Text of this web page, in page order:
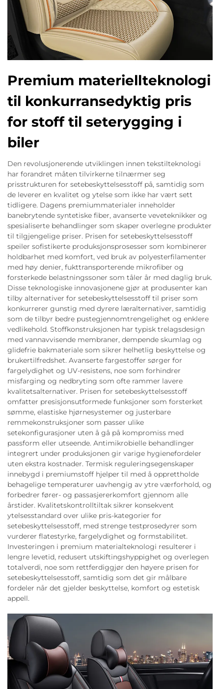
Premium materiellteknologi
til konkurransedyktig pris
for stoff til seterygging i
biler
Den revolusjonerende utviklingen innen tekstilteknologi
har forandret måten tilvirkerne tilnærmer seg
prisstrukturen for setebeskyttelsesstoff på, samtidig som
de leverer en kvalitet og ytelse som ikke har vært sett
tidligere. Dagens premiummaterialer inneholder
banebrytende syntetiske fiber, avanserte veveteknikker og
spesialiserte behandlinger som skaper overlegne produkter
til tilgjengelige priser. Prisen for setebeskyttelsesstoff
speiler sofistikerte produksjonsprosesser som kombinerer
holdbarhet med komfort, ved bruk av polyesterfilamenter
med høy denier, fukttransporterende mikrofiber og
forsterkede belastningssoner som tåler år med daglig bruk.
Disse teknologiske innovasjonene gjør at produsenter kan
tilby alternativer for setebeskyttelsesstoff til priser som
konkurrerer gunstig med dyrere læralternativer, samtidig
som de tilbyr bedre pustegjennomtrengelighet og enklere
vedlikehold. Stoffkonstruksjonen har typisk trelagsdesign
med vannavvisende membraner, dempende skumlag og
glidefrie bakmateriale som sikrer helhetlig beskyttelse og
brukertilfredshet. Avanserte fargestoffer sørger for
fargelydighet og UV-resistens, noe som forhindrer
misfarging og nedbryting som ofte rammer lavere
kvalitetsalternativer. Prisen for setebeskyttelsesstoff
omfatter presisjonsutformede funksjoner som forsterket
sømme, elastiske hjørnesystemer og justerbare
remmekonstruksjoner som passer ulike
setekonfigurasjoner uten å gå på kompromiss med
passform eller utseende. Antimikrobielle behandlinger
integrert under produksjonen gir varige hygienefordeler
uten ekstra kostnader. Termisk reguleringsegenskaper
innebygd i premiumstoff hjelper til med å opprettholde
behagelige temperaturer uavhengig av ytre værforhold, og
forbedrer fører- og passasjererkomfort gjennom alle
årstider. Kvalitetskontrolltiltak sikrer konsekvent
ytelsesstandard over ulike pris-kategorier for
setebeskyttelsesstoff, med strenge testprosedyrer som
vurderer flatestyrke, fargelydighet og formstabilitet.
Investeringen i premium materialteknologi resulterer i
lengre levetid, redusert utskiftingshyppighet og overlegen
totalverdi, noe som rettferdiggjør den høyere prisen for
setebeskyttelsesstoff, samtidig som det gir målbare
fordeler når det gjelder beskyttelse, komfort og estetisk
appell.